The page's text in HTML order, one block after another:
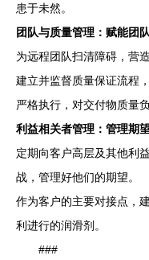
患于未然。
团队与质量管理：赋能团
为远程团队扫清障碍，营
建立并监督质量保证流程
严格执行，对交付物质量
利益相关者管理：管理期
定期向客户高层及其他利
战，管理好他们的期望。
作为客户的主要对接点，
利进行的润滑剂。
###